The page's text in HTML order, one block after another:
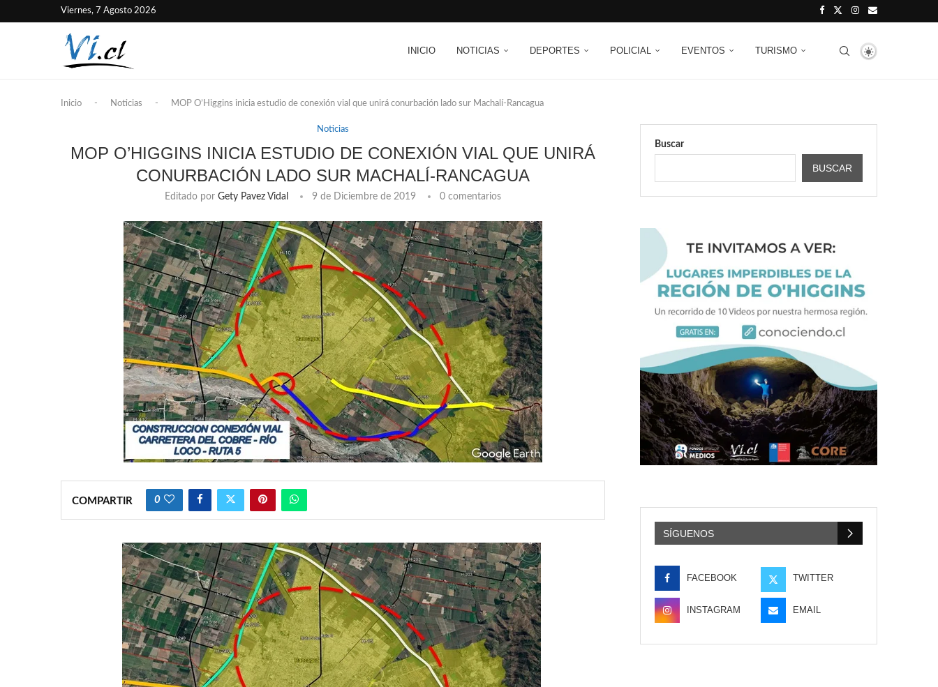
Viernes, 7 Agosto 2026
INICIO NOTICIAS DEPORTES POLICIAL EVENTOS TURISMO
Inicio - Noticias - MOP O’Higgins inicia estudio de conexión vial que unirá conurbación lado sur Machalí-Rancagua
Noticias
MOP O’HIGGINS INICIA ESTUDIO DE CONEXIÓN VIAL QUE UNIRÁ
CONURBACIÓN LADO SUR MACHALÍ-RANCAGUA
Editado por Gety Pavez Vidal 9 de Diciembre de 2019 0 comentarios
COMPARTIR 0
Buscar
BUSCAR
SÍGUENOS
FACEBOOK TWITTER
INSTAGRAM EMAIL